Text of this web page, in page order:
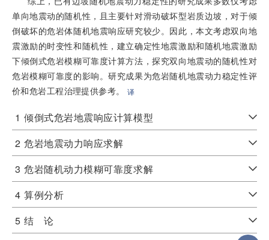
单向地震动的随机性，且主要针对滑动破坏型岩质边坡，对于倾
倒破坏的危岩体随机地震响应研究较少。因此，本文考虑双向地
震激励的时变性和随机性，建立确定性地震激励和随机地震激励
下倾倒式危岩模糊可靠度计算方法，探究双向地震动的随机性对
危岩模糊可靠度的影响。研究成果为危岩随机地震动力稳定性评
价和危岩工程治理提供参考。
译
1 倾倒式危岩地震响应计算模型
2 危岩地震动力响应求解
3 危岩随机动力模糊可靠度求解
4 算例分析
5 结 论